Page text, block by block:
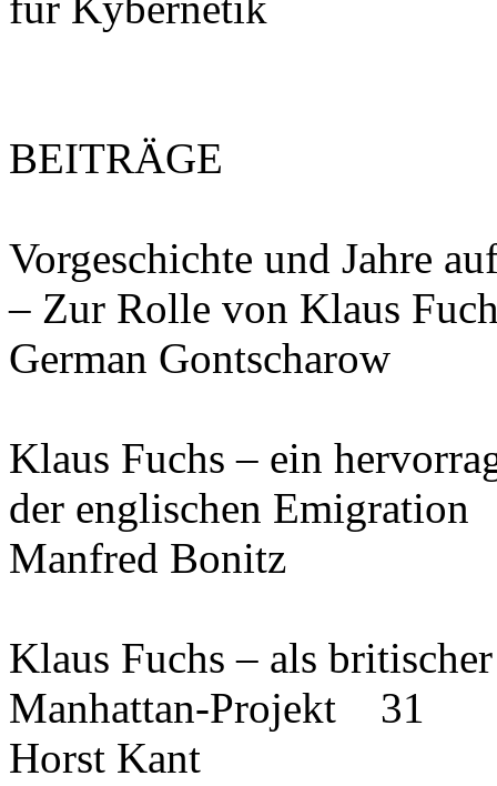
BEITRÄGE
Vorgeschichte und Jahre
– Zur Rolle von Klaus
German Gontscharow
Klaus Fuchs – ein
der englischen
Manfred Bonitz
Klaus Fuchs – als
Manhattan-Projekt 31
Horst Kant